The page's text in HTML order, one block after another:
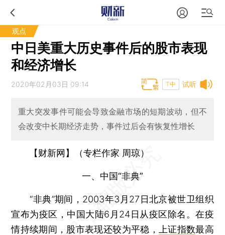
观点
中日美重大历史事件后的股市表现
和经济增长
试听
2020年02月03日 09:14 T中
重大突发事件可能会导致金融市场的短期波动，但不
会改变中长期经济走势，事件过后会有恢复性增长
【财新网】（专栏作家 周琼）
一、中国“非典”
“非典”期间，2003年3月27日北京被世卫组织
宣布为疫区，中国大陆6月24日从疫区除名。在疫
情持续期间，股市表现还较为平稳，
上证指数最高